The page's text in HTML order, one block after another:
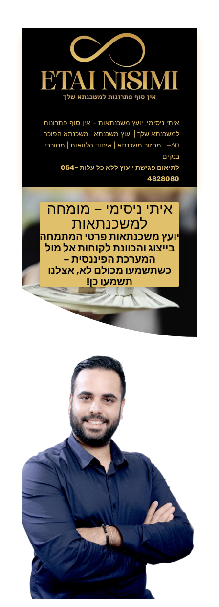
איתי ניסימי, יועץ משכנתאות – אין סוף פתרונות
למשכנתא שלך | יעוץ משכנתא | משכנתא הפוכה
60+ | מחזור משכנתא | איחוד הלוואות | מסורבי
בנקים
לתיאום פגישת ייעוץ ללא כל עלות 054-
4828080
איתי ניסימי – מומחה
למשכנתאות
יועץ משכנתאות פרטי המתמחה
בייצוג והכוונת לקוחות אל מול
המערכת הפיננסית –
כשתשמעו מכולם לא, אצלנו
תשמעו כן!